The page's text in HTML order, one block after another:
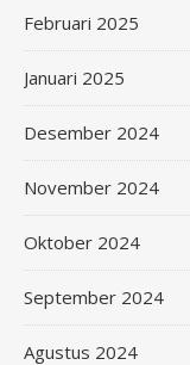
Februari 2025
Januari 2025
Desember 2024
November 2024
Oktober 2024
September 2024
Agustus 2024